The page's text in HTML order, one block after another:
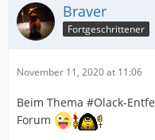
Braver
Fortgeschrittener
November 11, 2020 at 11:06
Beim Thema #Olack-
Forum